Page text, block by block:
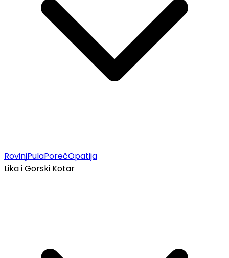
RovinjPulaPorečOpatija
Lika i Gorski Kotar